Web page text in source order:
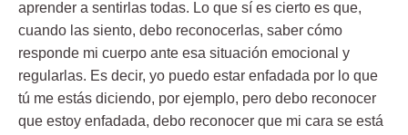
aprender a sentirlas todas. Lo que sí es cierto es que,
cuando las siento, debo reconocerlas, saber cómo
responde mi cuerpo ante esa situación emocional y
regularlas. Es decir, yo puedo estar enfadada por lo que
tú me estás diciendo, por ejemplo, pero debo reconocer
que estoy enfadada, debo reconocer que mi cara se está